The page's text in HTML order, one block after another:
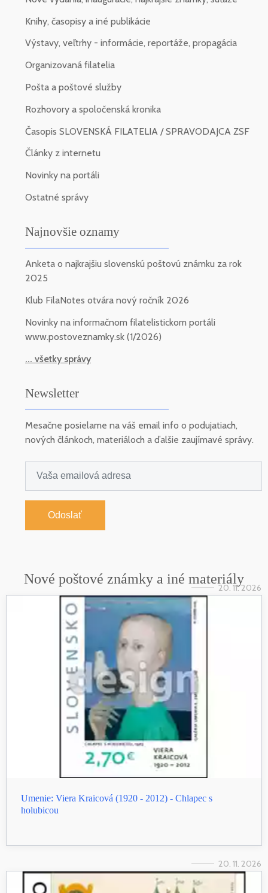
Knihy, časopisy a iné publikácie
Výstavy, veľtrhy - informácie, reportáže, propagácia
Organizovaná filatelia
Pošta a poštové služby
Rozhovory a spoločenská kronika
Časopis SLOVENSKÁ FILATELIA / SPRAVODAJCA ZSF
Články z internetu
Novinky na portáli
Ostatné správy
Najnovšie oznamy
Anketa o najkrajšiu slovenskú poštovú známku za rok
2025
Klub FilaNotes otvára nový ročník 2026
Novinky na informačnom filatelistickom portáli
www.postoveznamky.sk (1/2026)
... všetky správy
Newsletter
Mesačne posielame na váš email info o podujatiach,
nových článkoch, materiáloch a ďalšie zaujímavé správy.
Odoslať
Nové poštové známky a iné materiály
20. 11. 2026
Umenie: Viera Kraicová (1920 - 2012) - Chlapec s
holubicou
20. 11. 2026